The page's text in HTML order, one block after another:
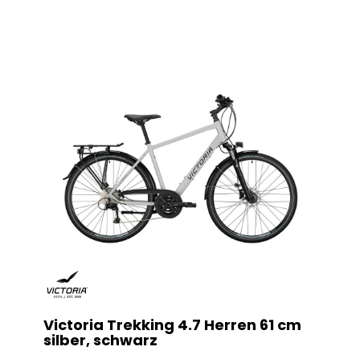
Victoria Trekking 4.7 Herren 61 cm
silber, schwarz